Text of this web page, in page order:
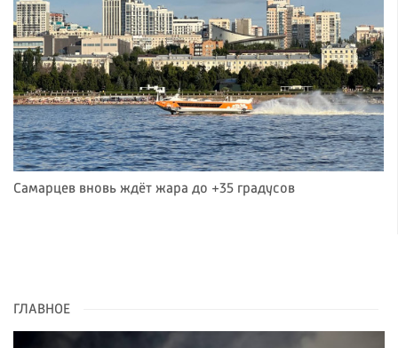
Самарцев вновь ждёт жара до +35 градусов
ГЛАВНОЕ